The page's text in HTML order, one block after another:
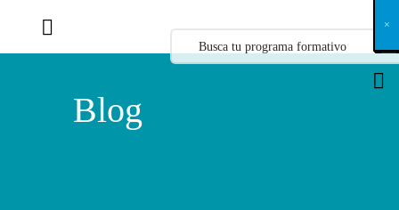
Blog
X
×
×
×
×
×
×
×
×
×
×
×
×
×
×
×
×
×
×
×
×
×
×
×
×
×
×
×
×
×
×
×
×
×
×
×
×
×
×
×
×
×
×
×
×
×
×
×
×
×
×
×
×
×
×
×
×
×
×
×
×
×
×
×
×
×
×
×
×
×
×
×
×
×
×
×
×
×
×
×
×
×
×
×
×
×
×
×
×
×
×
×
×
×
×
×
×
×
×
×
×
×
×
×
×
×
×
×
×
×
×
×
×
×
×
×
×
×
×
×
×
×
×
×
×
×
×
×
×
×
×
×
×
×
×
×
×
×
×
×
×
×
×
×
×
×
×
×
×
×
×
×
×
×
×
×
×
×
×
×
×
×
×
×
×
×
×
×
×
×
×
×
×
×
×
×
×
×
×
×
×
×
×
×
×
×
×
×
×
×
×
×
×
×
×
×
×
×
×
×
×
×
×
×
×
×
×
×
×
×
×
×
×
×
×
×
×